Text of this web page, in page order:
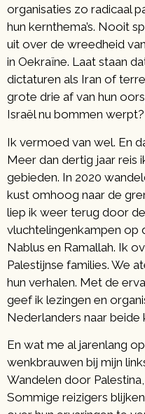
organisaties zo radicaal
hun kernthema’s. Nooit
uit over de wreedheid
in Oekraïne. Laat staan
dictaturen als Iran of
grote drie af van hun
Israël nu bommen werpt?
Ik vermoed van wel. En
Meer dan dertig jaar reis
gebieden. In 2020
kust omhoog naar de
liep ik weer terug door
vluchtelingenkampen op
Nablus en Ramallah. Ik
Palestijnse families. We
hun verhalen. Met de
geef ik lezingen en
Nederlanders naar beide
En wat me al jarenlang
wenkbrauwen bij mijn
Wandelen door
Sommige reizigers